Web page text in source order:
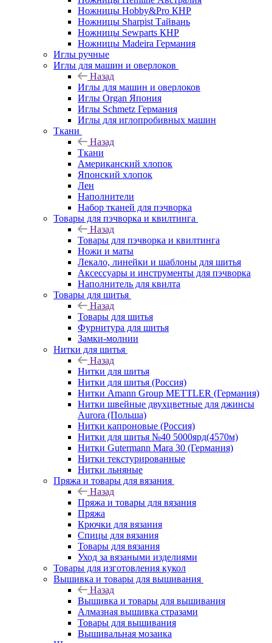
Ножницы Hobby&Pro КНР
Ножницы Sharpist Тайвань
Ножницы Sewparts КНР
Ножницы Madeira Германия
Иглы ручные
Иглы для машин и оверлоков
Назад
Иглы для машин и оверлоков
Иглы Organ Япония
Иглы Schmetz Германия
Иглы для иглопробивных машин
Ткани
Назад
Ткани
Американский хлопок
Японский хлопок
Лен
Наполнители
Набор тканей для пэчворка
Товары для пэчворка и квилтинга
Назад
Товары для пэчворка и квилтинга
Ножи и маты
Лекало, линейки и шаблоны для шитья
Аксессуары и инструменты для пэчворка
Наполнитель для квилта
Товары для шитья
Назад
Товары для шитья
Фурнитура для шитья
Замки-молнии
Нитки для шитья
Назад
Нитки для шитья
Нитки для шитья (Россия)
Нитки Amann Group METTLER (Германия)
Нитки швейные двухцветные для джинсы
Aurora (Польша)
Нитки капроновые (Россия)
Нитки для шитья №40 5000ярд(4570м)
Нитки Gutermann Mara 30 (Германия)
Нитки текстурированные
Нитки льняные
Пряжа и товары для вязания
Назад
Пряжа и товары для вязания
Пряжа
Крючки для вязания
Спицы для вязания
Товары для вязания
Уход за вязаными изделиями
Товары для изготовления кукол
Вышивка и товары для вышивания
Назад
Вышивка и товары для вышивания
Алмазная вышивка стразами
Товары для вышивания
Вышивальная мозаика